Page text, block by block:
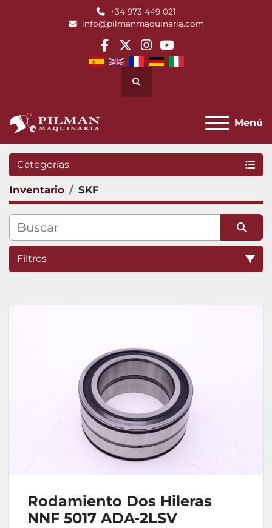
+34 973 449 021
info@pilmanmaquinaria.com
facebook
twitterinstagram
youtube
Buscar
Menú
Categorías
Inventario SKF
Filtros
Rodamiento Dos Hileras
NNF 5017 ADA-2LSV